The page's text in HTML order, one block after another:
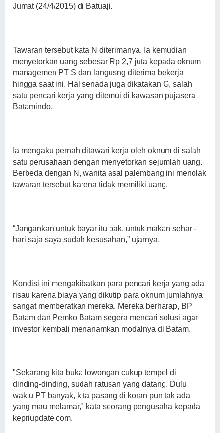
Jumat (24/4/2015) di Batuaji.
Tawaran tersebut kata N diterimanya. Ia kemudian
menyetorkan uang sebesar Rp 2,7 juta kepada oknum
managemen PT S dan langusng diterima bekerja
hingga saat ini. Hal senada juga dikatakan G, salah
satu pencari kerja yang ditemui di kawasan pujasera
Batamindo.
Ia mengaku pernah ditawari kerja oleh oknum di salah
satu perusahaan dengan menyetorkan sejumlah uang.
Berbeda dengan N, wanita asal palembang ini menolak
tawaran tersebut karena tidak memiliki uang.
“Jangankan untuk bayar itu pak, untuk makan sehari-
hari saja saya sudah kesusahan,” ujarnya.
Kondisi ini mengakibatkan para pencari kerja yang ada
risau karena biaya yang dikutip para oknum jumlahnya
sangat memberatkan mereka. Mereka berharap, BP
Batam dan Pemko Batam segera mencari solusi agar
investor kembali menanamkan modalnya di Batam.
"Sekarang kita buka lowongan cukup tempel di
dinding-dinding, sudah ratusan yang datang. Dulu
waktu PT banyak, kita pasang di koran pun tak ada
yang mau melamar," kata seorang pengusaha kepada
kepriupdate.com.